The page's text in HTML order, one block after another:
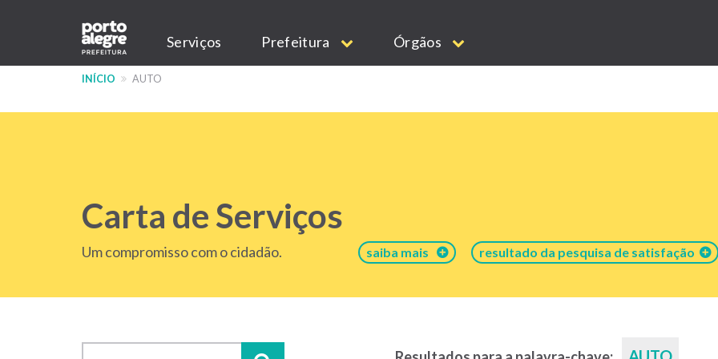
conteúdo
Main
navigation
Serviços Prefeitura Órgãos
INÍCIO AUTO
Carta de Serviços
Um compromisso com o cidadão. saiba mais resultado da pesquisa de satisfação